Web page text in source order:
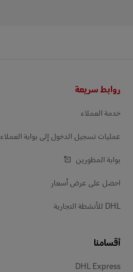
روابط سريعة
خدمة العملاء
عمليات تسجيل الدخول إلى بوابة العملاء
بوابة المطورين
احصل على عرض أسعار
DHL للأنشطة التجارية
أقسامنا
DHL Express